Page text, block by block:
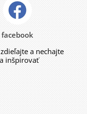
facebook
a nechajte
inšpirovať